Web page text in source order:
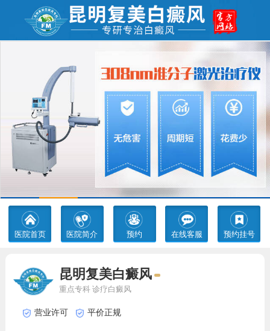
医院首页 医院简介 预约 在线客服 预约挂号
昆明复美白癜风
重点专科 诊疗白癜风
营业许可 平价正规